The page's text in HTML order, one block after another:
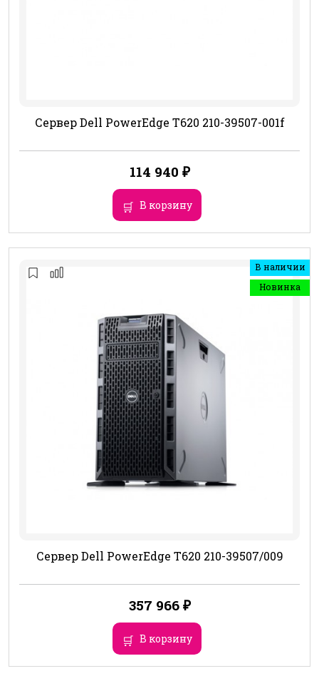
Сервер Dell PowerEdge T620 210-39507-001f
114 940 ₽
В корзину
В наличии
Новинка
Сервер Dell PowerEdge T620 210-39507/009
357 966 ₽
В корзину